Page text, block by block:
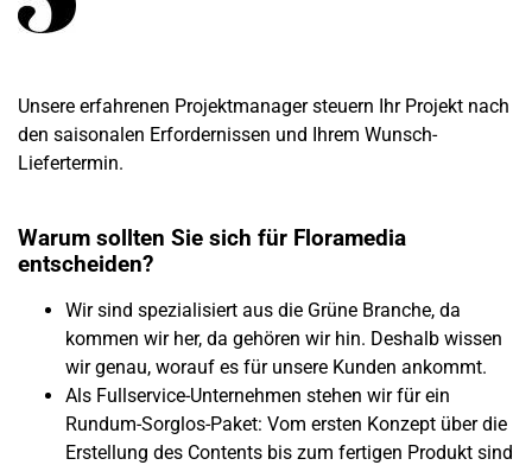
Unsere erfahrenen Projektmanager steuern Ihr Projekt nach
den saisonalen Erfordernissen und Ihrem Wunsch-
Liefertermin.
Warum sollten Sie sich für Floramedia
entscheiden?
Wir sind spezialisiert aus die Grüne Branche, da
kommen wir her, da gehören wir hin. Deshalb wissen
wir genau, worauf es für unsere Kunden ankommt.
Als Fullservice-Unternehmen stehen wir für ein
Rundum-Sorglos-Paket: Vom ersten Konzept über die
Erstellung des Contents bis zum fertigen Produkt sind